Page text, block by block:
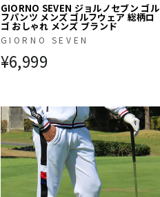
GIORNO SEVEN ジョルノセブン ゴル
フパンツ メンズ ゴルフウェア 総柄ロ
ゴ おしゃれ メンズ ブランド
GIORNO SEVEN
¥6,999